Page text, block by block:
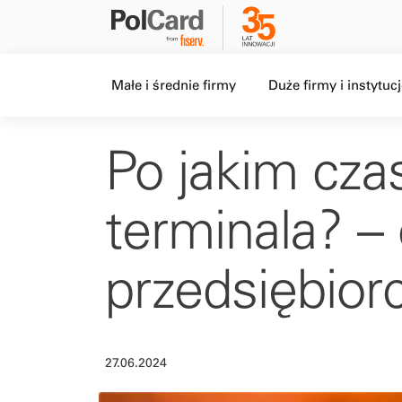
Level 1 menu, Item 1 of 5,
Małe i średnie firmy Level 1 menu, Item 2
Duże firmy i
Po jakim
terminala?
27.06.2024